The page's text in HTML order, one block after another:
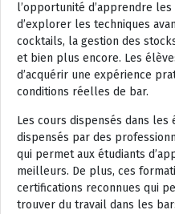
l’opportunité d’apprendre
d’explorer les techniques
cocktails, la gestion des
et bien plus encore. Les
d’acquérir une expérience
conditions réelles de bar.
Les cours dispensés dans
dispensés par des
qui permet aux étudiants
meilleurs. De plus, ces
certifications reconnues qui
trouver du travail dans les